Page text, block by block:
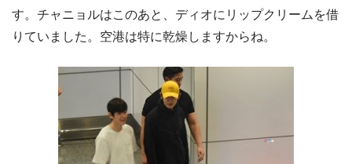
す。チャニョルはこのあと、ディオにリップクリームを借
りていました。空港は特に乾燥しますからね。